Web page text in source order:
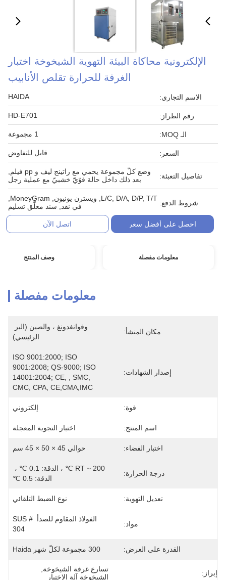
الإلكترونية محاكاة البيئة التهوية الشيخوخة اختبار
الغرفة للحرارة تقلص الأنابيب
الاسم التجاري: HAIDA
رقم الطراز: HD-E701
الـ MOQ: 1 مجموعة
السعر: قابل للتفاوض
تفاصيل التعبئة:
وضع كلّ مجموعة يحمي مع راتينج ليف و pp فيلم,
بعد ذلك داخل حالة قوّيّ خشبيّ مع عملية رجل
شروط الدفع:
في نقد, سند معلّق تسليم
احصل على أفضل سعر اتصل الآن
معلومات مفصلة وصف المنتج
معلومات مفصلة
مكان المنشأ:
الرئيسي)
إصدار الشهادات:
ISO 9001:2000; ISO
9001:2008; QS-9000; ISO
14001:2004; CE, , SMC,
CMC, CPA, CE,CMA,IMC
قوة: إلكتروني
اسم المنتج: اختبار التجوية المعجلة
اختبار الفضاء: حوالي 45 × 50 × 45 سم
درجة الحرارة:
الدقة: 0.5 ℃
تعديل التهوية: نوع الضبط التلقائي
مواد:
الفولاذ المقاوم للصدأ SUS #
304
القدرة على العرض: 300 مجموعة لكلّ شهر Haida
إبراز: تسارع غرفة الشيخوخة
الشيخوخة آلة الاختبار